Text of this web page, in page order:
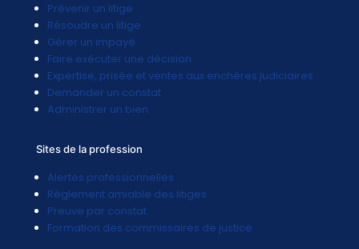
Prévenir un litige
Résoudre un litige
Gérer un impayé
Faire exécuter une décision
Expertise, prisée et ventes aux enchères judiciaires
Demander un constat
Administrer un bien
Sites de la profession
Alertes professionnelles
Réglement amiable des litiges
Preuve par constat
Formation des commissaires de justice